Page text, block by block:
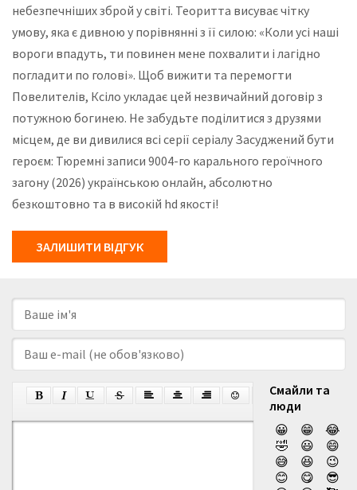
небезпечніших зброй у світі. Теоритта висуває чітку
умову, яка є дивною у порівнянні з її силою: «Коли усі наші
вороги впадуть, ти повинен мене похвалити і лагідно
погладити по голові». Щоб вижити та перемогти
Повелителів, Ксіло укладає цей незвичайний договір з
потужною богинею. Не забудьте поділитися з друзями
місцем, де ви дивилися всі серії серіалу Засуджений бути
героєм: Тюремні записи 9004-го карального героїчного
загону (2026) українською онлайн, абсолютно
безкоштовно та в високій hd якості!
ЗАЛИШИТИ ВІДГУК
Смайли та
люди
😀
😁
😂
🤣
😃
😄
😅
😆
😉
😊
😋
😎